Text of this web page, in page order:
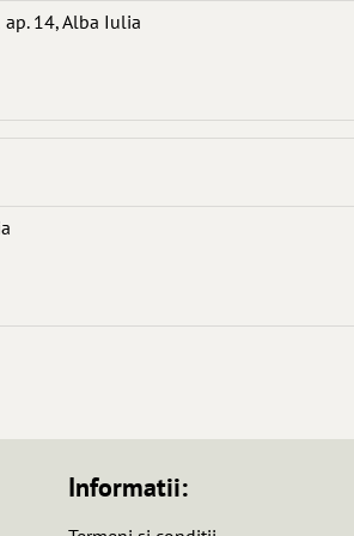
ap. 14, Alba Iulia
Informatii: